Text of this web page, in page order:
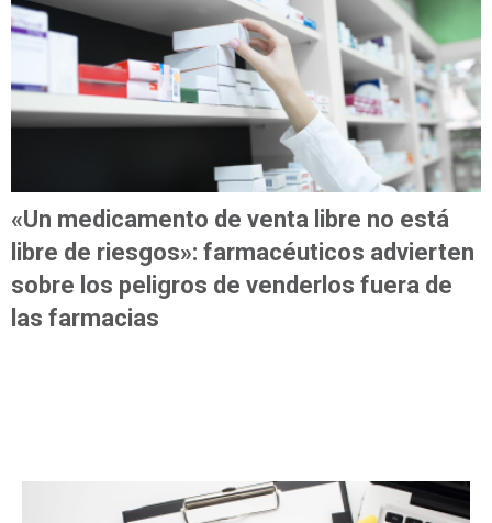
«Un medicamento de venta libre no está
libre de riesgos»: farmacéuticos advierten
sobre los peligros de venderlos fuera de
las farmacias